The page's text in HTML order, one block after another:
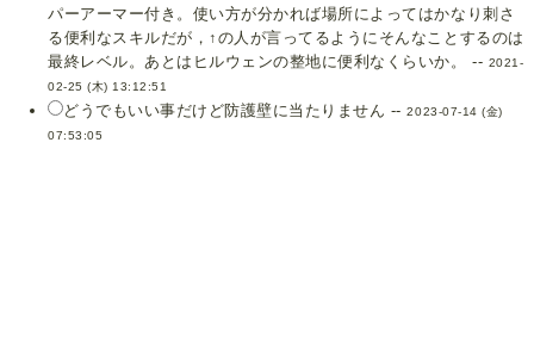
パーアーマー付き。使い方が分かれば場所によってはかなり刺さ
る便利なスキルだが，↑の人が言ってるようにそんなことするのは
最終レベル。あとはヒルウェンの整地に便利なくらいか。 -- 2021-
02-25 (木) 13:12:51
どうでもいい事だけど防護壁に当たりません --2023-07-14 (金)
07:53:05